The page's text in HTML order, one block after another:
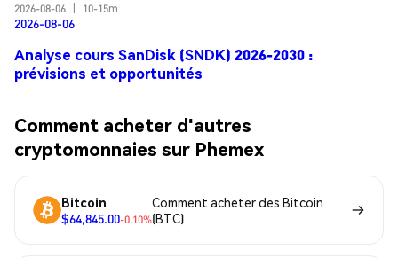
2026-08-06
10-15m
2026-08-06
Analyse cours SanDisk (SNDK) 2026-2030 :
prévisions et opportunités
Comment acheter d'autres
cryptomonnaies sur Phemex
Bitcoin
$64,845.00-0.10%
Comment acheter des Bitcoin
(BTC)